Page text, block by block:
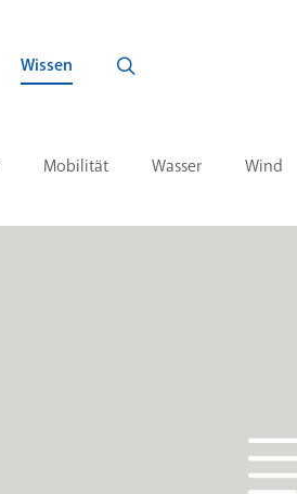
Wissen
Mobilität Wasser Wind